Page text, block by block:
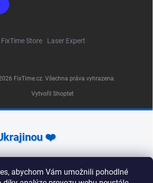
abychom Vám umožnili pohodlné
FixTime Store Laser Expert
Vytvořil Shoptet
FixTime.cz . Všechna práva vyhrazena.
❤️
pomoci »